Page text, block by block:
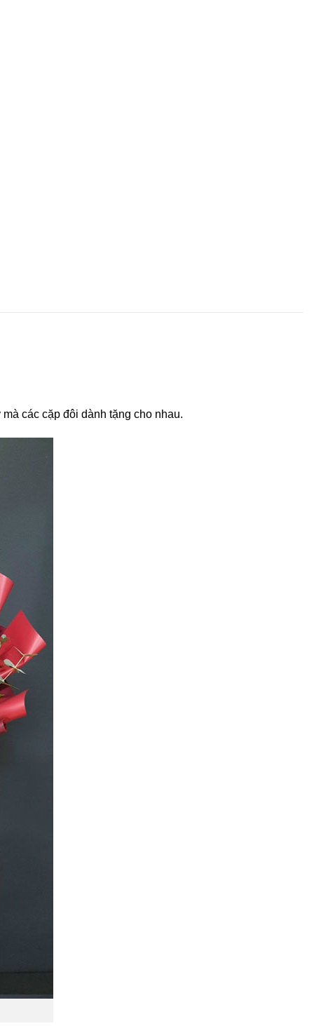
các cặp đôi dành tặng cho nhau.